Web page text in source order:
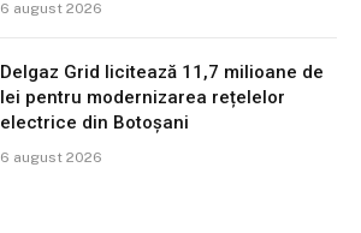
6 august 2026
Delgaz Grid licitează 11,7 milioane de
lei pentru modernizarea rețelelor
electrice din Botoșani
6 august 2026